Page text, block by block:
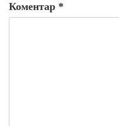
Коментар *